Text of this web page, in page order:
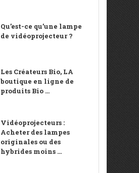
Qu’est-ce qu’une lampe
de vidéoprojecteur ?
Les Créateurs Bio, LA
boutique en ligne de
produits Bio ...
Vidéoprojecteurs :
Acheter des lampes
originales ou des
hybrides moins ...